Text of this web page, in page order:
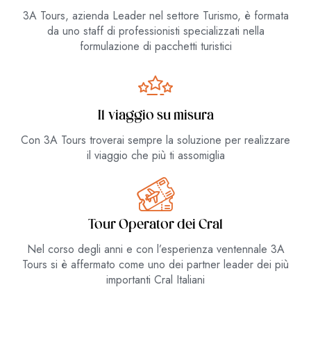
3A Tours, azienda Leader nel settore Turismo, è formata
da uno staff di professionisti specializzati nella
formulazione di pacchetti turistici
Il viaggio su misura
Con 3A Tours troverai sempre la soluzione per realizzare
il viaggio che più ti assomiglia
Tour Operator dei Cral
Nel corso degli anni e con l’esperienza ventennale 3A
Tours si è affermato come uno dei partner leader dei più
importanti Cral Italiani